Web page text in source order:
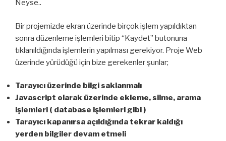
Neyse..
Bir projemizde ekran üzerinde birçok işlem yapıldıktan
sonra düzenleme işlemleri bitip “Kaydet” butonuna
tıklanıldığında işlemlerin yapılması gerekiyor. Proje Web
üzerinde yürüdüğü için bize gerekenler şunlar;
Tarayıcı üzerinde bilgi saklanmalı
Javascript olarak üzerinde ekleme, silme, arama
işlemleri ( database işlemleri gibi )
Tarayıcı kapanırsa açıldığında tekrar kaldığı
yerden bilgiler devam etmeli